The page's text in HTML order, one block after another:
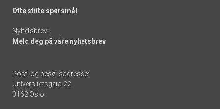
Ofte stilte spørsmål
Nyhetsbrev:
Meld deg på våre nyhetsbrev
Post- og besøksadresse:
Universitetsgata 22
0162 Oslo